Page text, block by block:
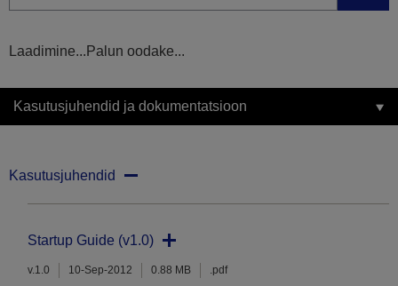
Laadimine...Palun oodake...
Kasutusjuhendid ja dokumentatsioon
Kasutusjuhendid
Startup Guide (v1.0)
v.1.0 10-Sep-2012 0.88 MB .pdf